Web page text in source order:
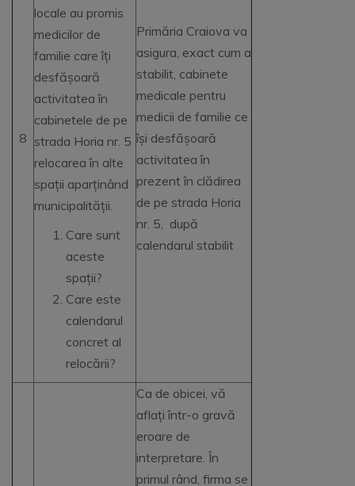
8
locale au promis
medicilor de
familie care îți
desfășoară
activitatea în
cabinetele de pe
strada Horia nr. 5
relocarea în alte
spații aparținând
municipalității.
Care sunt
aceste
spații?
Care este
calendarul
concret al
relocării?
Primăria Craiova va
asigura, exact cum a
stabilit, cabinete
medicale pentru
medicii de familie ce
își desfășoară
activitatea în
prezent în clădirea
de pe strada Horia
nr. 5, după
calendarul stabilit
Ca de obicei, vă
aflați într-o gravă
eroare de
interpretare. În
primul rând, firma se